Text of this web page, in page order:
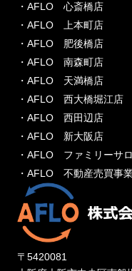
・AFLO 心斎橋店
・AFLO 上本町店
・AFLO 肥後橋店
・AFLO 南森町店
・AFLO 天満橋店
・AFLO 西大橋堀江店
・AFLO 西田辺店
・AFLO 新大阪店
・AFLO ファミリーサ
・AFLO 不動産売買事
〒5420081